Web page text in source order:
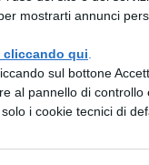
mostrarti annunci
cliccando qui
sul bottone
al pannello di controllo
i cookie tecnici di
Cristiano
Roma Tre, ha